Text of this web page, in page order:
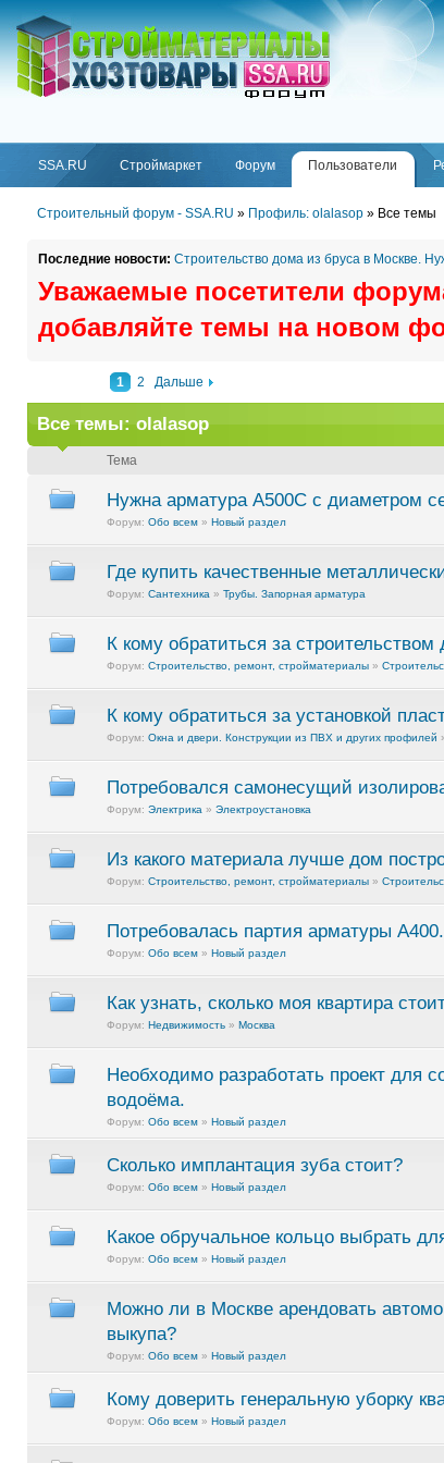
ФОРУМSSA.RU
SSA.RU Строймаркет Форум Пользователи
Строительный форум - SSA.RU » Профиль: olalasop » Все темы
Последние новости: Строительство дома из бруса в Москве.
Уважаемые посетители
добавляйте темы на новом
1 2 Дальше
Все темы: olalasop
Тема
Нужна арматура А500С с диаметром
Форум: Обо всем » Новый раздел
Где купить качественные
Форум: Сантехника » Трубы. Запорная арматура
К кому обратиться за
Форум: Строительство, ремонт, стройматериалы »
К кому обратиться за установкой
Форум: Окна и двери. Конструкции из ПВХ и других профилей
Потребовался самонесущий
Форум: Электрика » Электроустановка
Из какого материала лучше дом
Форум: Строительство, ремонт, стройматериалы »
Потребовалась партия арматуры А400.
Форум: Обо всем » Новый раздел
Как узнать, сколько моя квартира
Форум: Недвижимость » Москва
Необходимо разработать проект для
водоёма.
Форум: Обо всем » Новый раздел
Сколько имплантация зуба стоит?
Форум: Обо всем » Новый раздел
Какое обручальное кольцо выбрать
Форум: Обо всем » Новый раздел
Можно ли в Москве арендовать
выкупа?
Форум: Обо всем » Новый раздел
Кому доверить генеральную уборку
Форум: Обо всем » Новый раздел